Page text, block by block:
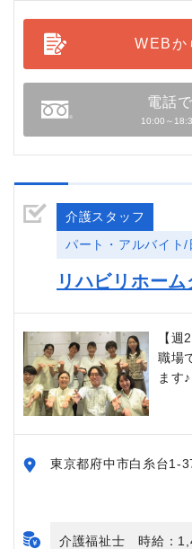
WEBか
電話
10:00～
介護スタッフ
パート・アルバイト/
リハビリホー
【
職場
ます♪
東京都府中市白糸台1-
介護福祉士 時給：